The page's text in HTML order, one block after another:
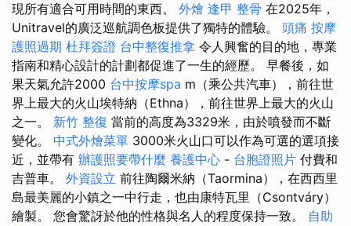
現所有適合可用時間的東西。 外燴 逢甲 整骨 在2025年，
Unitravel的廣泛巡航調色板提供了獨特的體驗。 頭痛 按摩
護照過期 杜拜簽證 台中整復推拿 令人興奮的目的地，專業
指南和精心設計的計劃都促進了一生的經歷。 早餐後，如
果天氣允許2000 台中按摩spa m（乘公共汽車），前往世
界上最大的火山埃特納（Ethna），前往世界上最大的火山
之一。 新竹 整復 當前的高度為3329米，由於噴發而不斷
變化。 中式外燴菜單 3000米火山口可以作為可選的選項接
近，並帶有 辦護照要帶什麼 養護中心 - 台胞證照片 付費和
吉普車。 外資設立 前往陶爾米納（Taormina），在西西里
島最美麗的小鎮之一中行走，也由康特瓦里（Csontváry）
繪製。 您會驚訝於他的性格與名人的程度保持一致。 自助